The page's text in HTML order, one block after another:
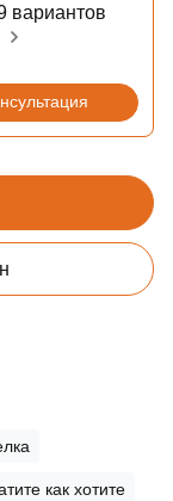
вариантов
как хотите